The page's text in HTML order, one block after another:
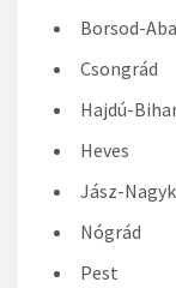
Borsod-
Csongrád
Hajdú-
Heves
Jász-
Nógrád
Pest